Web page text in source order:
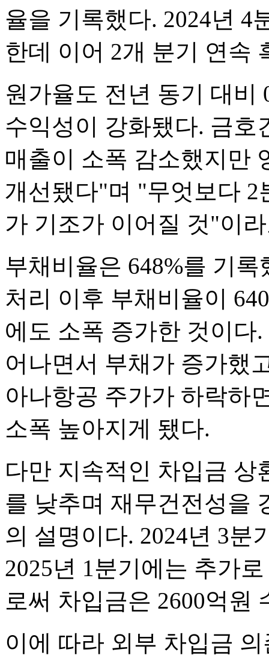
율을 기록했다. 2024년 4
한데 이어 2개 분기 연속
원가율도 전년 동기 대비
수익성이 강화됐다. 금
매출이 소폭 감소했지만
개선됐다"며 "무엇보다 2
가 기조가 이어질 것"이
부채비율은 648%를 기
처리 이후 부채비율이
에도 소폭 증가한 것이다
어나면서 부채가 증가했
아나항공 주가가 하락하
소폭 높아지게 됐다.
다만 지속적인 차입금 상
를 낮추며 재무건전성을
의 설명이다. 2024년 3분
2025년 1분기에는 추가
로써 차입금은 2600억원
이에 따라 외부 차입금